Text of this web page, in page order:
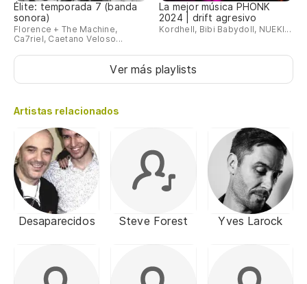
Élite: temporada 7 (banda
sonora)
Florence + The Machine,
Ca7riel, Caetano Veloso...
La mejor música PHONK
2024 | drift agresivo
Kordhell, Bibi Babydoll, NUEKI...
Ver más playlists
Artistas relacionados
Desaparecidos Steve Forest Yves Larock